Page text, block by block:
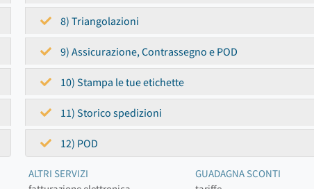
8) Triangolazioni
9) Assicurazione, Contrassegno e POD
10) Stampa le tue etichette
11) Storico spedizioni
12) POD
ALTRI SERVIZI
GUADAGNA SCONTI